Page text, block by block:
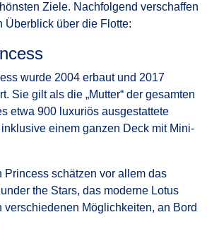
Ziele. Nachfolgend verschaffen
Überblick über die Flotte:
wurde 2004 erbaut und 2017
Sie gilt als die „Mutter“ der gesamten
etwa 900 luxuriös ausgestattete
einem ganzen Deck mit Mini-
Princess schätzen vor allem das
the Stars, das moderne Lotus
Möglichkeiten, an Bord